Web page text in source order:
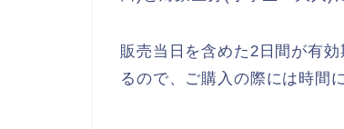
販売当日を含めた2日間が有
るので、ご購入の際には時間